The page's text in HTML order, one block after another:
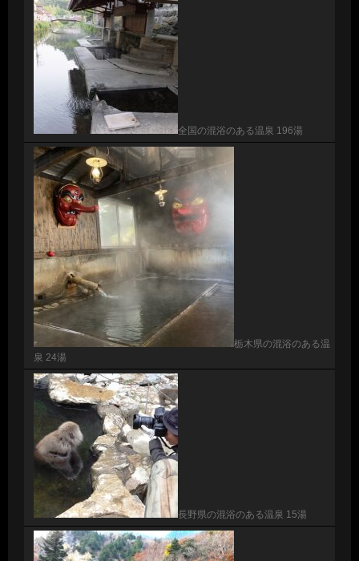
全国の混浴のある温泉 196湯
栃木県の混浴のある温
泉 24湯
長野県の混浴のある温泉 15湯